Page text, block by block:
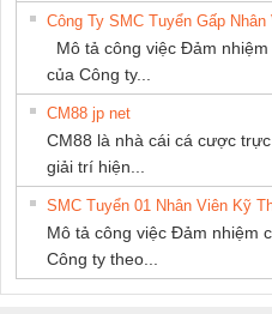
Công Ty SMC Tuyển Gấp
Mô tả công việc Đảm
của Công ty...
CM88 jp net
CM88 là nhà cái cá cược
giải trí hiện...
SMC Tuyển 01 Nhân Viên Kỹ
Mô tả công việc Đảm nhiệm
Công ty theo...